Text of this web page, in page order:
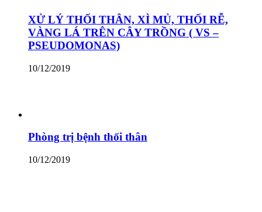
XỬ LÝ THỐI THÂN, XÌ MỦ, THỐI RỄ,
VÀNG LÁ TRÊN CÂY TRỒNG ( VS –
PSEUDOMONAS)
10/12/2019
Phòng trị bệnh thối thân
10/12/2019